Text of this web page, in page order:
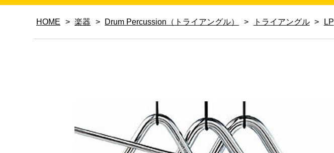
HOME > 楽器 > Drum Percussion（トライアングル） > トライアングル > LP